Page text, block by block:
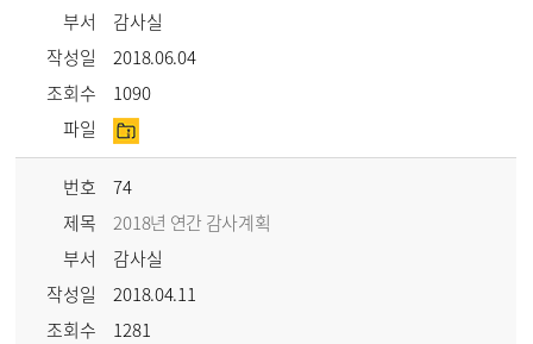
부서
감사실
작성일
2018.06.04
조회수
1090
파일
번호
74
제목
2018년 연간 감사계획
부서
감사실
작성일
2018.04.11
조회수
1281